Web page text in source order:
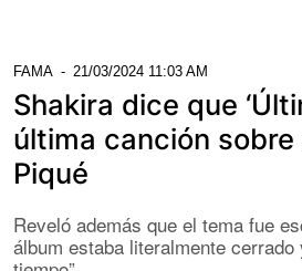
FAMA - 21/03/2024 11:03 AM
Shakira dice que
última canción sobre
Piqué
Reveló además que el tema fue
álbum estaba literalmente